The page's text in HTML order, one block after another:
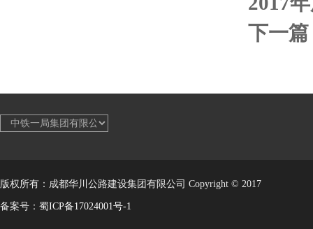
下一
版权所有：成都华川公路建设集团有限公司 Copyright © 2017
备案号： 蜀ICP备17024001号-1